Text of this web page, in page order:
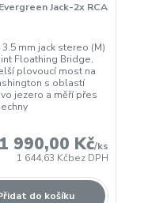
Jack-2x RCA
mm jack stereo (M)
Floathing Bridge,
plovoucí most na
s oblastí
jezero a měří přes
1 990,00 Kč/ks
1 644,63 Kčbez DPH
do košíku